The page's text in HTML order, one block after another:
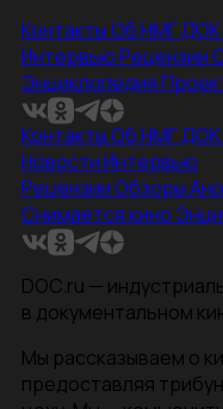
КонтактыОб НМГ ДОК
ИнтервьюРецензии
Энциклопедия
КонтактыОб НМГ ДОК
НовостиИнтервью
РецензииОбзоры
Снимается кино
DOC.ru —
в документальном
Мы рассказываем о
предоставляя